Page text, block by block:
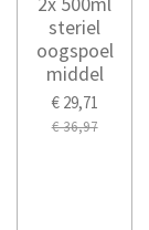
steriel
oogspoel
middel
€ 29,71
€ 36,97